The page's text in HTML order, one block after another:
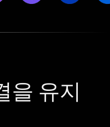
을 유지